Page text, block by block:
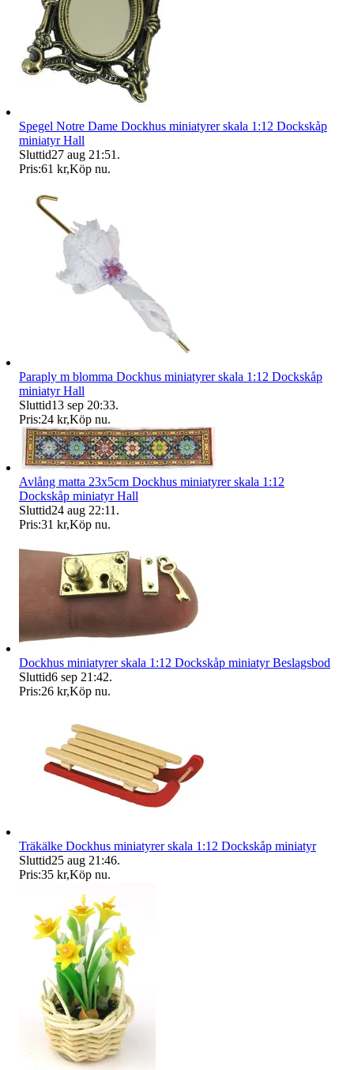
Spegel Notre Dame Dockhus miniatyrer skala 1:12 Dockskåp
miniatyr Hall
Sluttid27 aug 21:51 .
Pris:61 kr,Köp nu.
Paraply m blomma Dockhus miniatyrer skala 1:12 Dockskåp
miniatyr Hall
Sluttid13 sep 20:33.
Pris:24 kr,Köp nu.
Avlång matta 23x5cm Dockhus miniatyrer skala 1:12
Dockskåp miniatyr Hall
Sluttid24 aug 22:11 .
Pris:31 kr,Köp nu.
Dockhus miniatyrer skala 1:12 Dockskåp miniatyr Beslagsbod
Sluttid6 sep 21:42.
Pris:26 kr,Köp nu.
Träkälke Dockhus miniatyrer skala 1:12 Dockskåp miniatyr
Sluttid25 aug 21:46.
Pris:35 kr,Köp nu.